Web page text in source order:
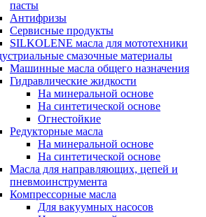
пасты
Антифризы
Сервисные продукты
SILKOLENE масла для мототехники
смазочные материалы
Машинные масла общего назначения
Гидравлические жидкости
На минеральной основе
На синтетической основе
Огнестойкие
Редукторные масла
На минеральной основе
На синтетической основе
Масла для направляющих, цепей и
пневмоинструмента
Компрессорные масла
Для вакуумных насосов